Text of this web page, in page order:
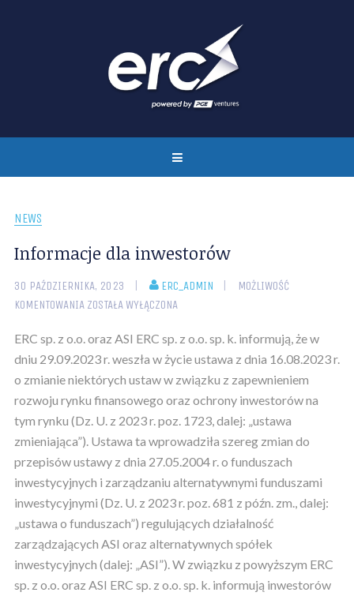
NEWS
Informacje dla inwestorów
30 PAŹDZIERNIKA, 2023 ERC_ADMIN
MOŻLIWOŚĆ
KOMENTOWANIA ZOSTAŁA WYŁĄCZONA
ERC sp. z o.o. oraz ASI ERC sp. z o.o. sp. k. informują, że w
dniu 29.09.2023 r. weszła w życie ustawa z dnia 16.08.2023 r.
o zmianie niektórych ustaw w związku z zapewnieniem
rozwoju rynku finansowego oraz ochrony inwestorów na
tym rynku (Dz. U. z 2023 r. poz. 1723, dalej: „ustawa
zmieniająca”). Ustawa ta wprowadziła szereg zmian do
przepisów ustawy z dnia 27.05.2004 r. o funduszach
inwestycyjnych i zarządzaniu alternatywnymi funduszami
inwestycyjnymi (Dz. U. z 2023 r. poz. 681 z późn. zm., dalej:
„ustawa o funduszach”) regulujących działalność
zarządzających ASI oraz alternatywnych spółek
inwestycyjnych (dalej: „ASI”). W związku z powyższym ERC
sp. z o.o. oraz ASI ERC sp. z o.o. sp. k. informują inwestorów